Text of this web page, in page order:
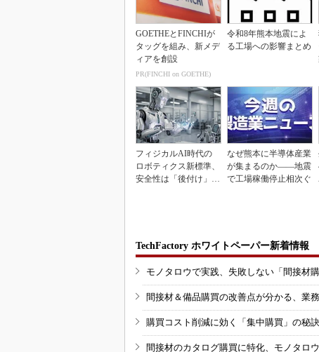
GOETHEとFINCHIが
タッグを組み、新メデ
ィアを創設
PR(FINCHI on GOETHE)
令和8年熊本地震によ
る工場への影響まとめ
フィジカルAI時代の
ロボティクス新標準、
安全性は「後付け」で
なぜ熊本に半導体産業
が集まるのか――地震
で工場稼働停止相次ぐ
TechFactory ホワイトペーパー新着情報
モノタロウで実践、失敗しない「間接材
間接材＆備品購買の改善点が分かる、業
購買コスト削減に効く「集中購買」の秘
間接材のカタログ購買に特化、モノタロ